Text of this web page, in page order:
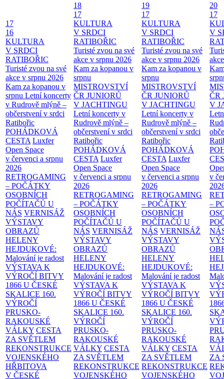
17
16
KULTURA
V SRDCI
RATIBOŘIC
Turisté zvou na své
akce v srpnu 2026
Kam za kopanou v
srpnu Letní koncerty
v Rudrově mlýně –
občerstvení v srdci
Ratibořic
POHÁDKOVÁ
CESTA Luxfer
Open Space
v červenci a srpnu
2026
RETROGAMING
– POČÁTKY
OSOBNÍCH
POČÍTAČŮ U
NÁS VERNISÁŽ
VÝSTAVY
OBRAZŮ
HELENY
HEJDUKOVÉ:
Malování je radost
VÝSTAVA K
VÝROČÍ BITVY
1866 U ČESKÉ
SKALICE 160.
VÝROČÍ
PRUSKO-
RAKOUSKÉ
VÁLKY CESTA
ZA SVĚTLEM
REKONSTRUKCE
VOJENSKÉHO
HŘBITOVA
V ČESKÉ
18
17
KULTURA
V SRDCI
RATIBOŘIC
Turisté zvou na své
akce v srpnu 2026
Kam za kopanou v
srpnu
MISTROVSTVÍ
ČR JUNIORŮ
V JACHTINGU
Letní koncerty v
Rudrově mlýně –
občerstvení v srdci
Ratibořic
POHÁDKOVÁ
CESTA Luxfer
Open Space
v červenci a srpnu
2026
RETROGAMING
– POČÁTKY
OSOBNÍCH
POČÍTAČŮ U
NÁS VERNISÁŽ
VÝSTAVY
OBRAZŮ
HELENY
HEJDUKOVÉ:
Malování je radost
VÝSTAVA K
VÝROČÍ BITVY
1866 U ČESKÉ
SKALICE 160.
VÝROČÍ
PRUSKO-
RAKOUSKÉ
VÁLKY CESTA
ZA SVĚTLEM
REKONSTRUKCE
VOJENSKÉHO
19
17
KULTURA
V SRDCI
RATIBOŘIC
Turisté zvou na své
akce v srpnu 2026
Kam za kopanou v
srpnu
MISTROVSTVÍ
ČR JUNIORŮ
V JACHTINGU
Letní koncerty v
Rudrově mlýně –
občerstvení v srdci
Ratibořic
POHÁDKOVÁ
CESTA Luxfer
Open Space
v červenci a srpnu
2026
RETROGAMING
– POČÁTKY
OSOBNÍCH
POČÍTAČŮ U
NÁS VERNISÁŽ
VÝSTAVY
OBRAZŮ
HELENY
HEJDUKOVÉ:
Malování je radost
VÝSTAVA K
VÝROČÍ BITVY
1866 U ČESKÉ
SKALICE 160.
VÝROČÍ
PRUSKO-
RAKOUSKÉ
VÁLKY CESTA
ZA SVĚTLEM
REKONSTRUKCE
VOJENSKÉHO
20
17
V
ČR
V
v
–
ZA